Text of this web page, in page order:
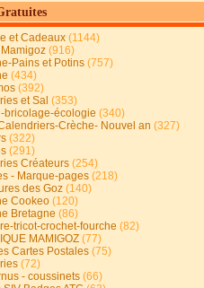
et Cadeaux (1144)
(916)
Pains et Potins (757)
(434)
(392)
et Sal (353)
bricolage-écologie (340)
Crèche- Nouvel an (327)
(322)
(291)
Créateurs (254)
- Marque-pages (218)
des Goz (140)
Cookeo (120)
Bretagne (86)
tricot-crochet-fourche (82)
MAMIGOZ (77)
Cartes Postales (75)
(72)
- coussinets (66)